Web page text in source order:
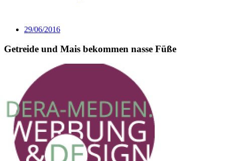
29/06/2016
Getreide und Mais bekommen nasse Füße